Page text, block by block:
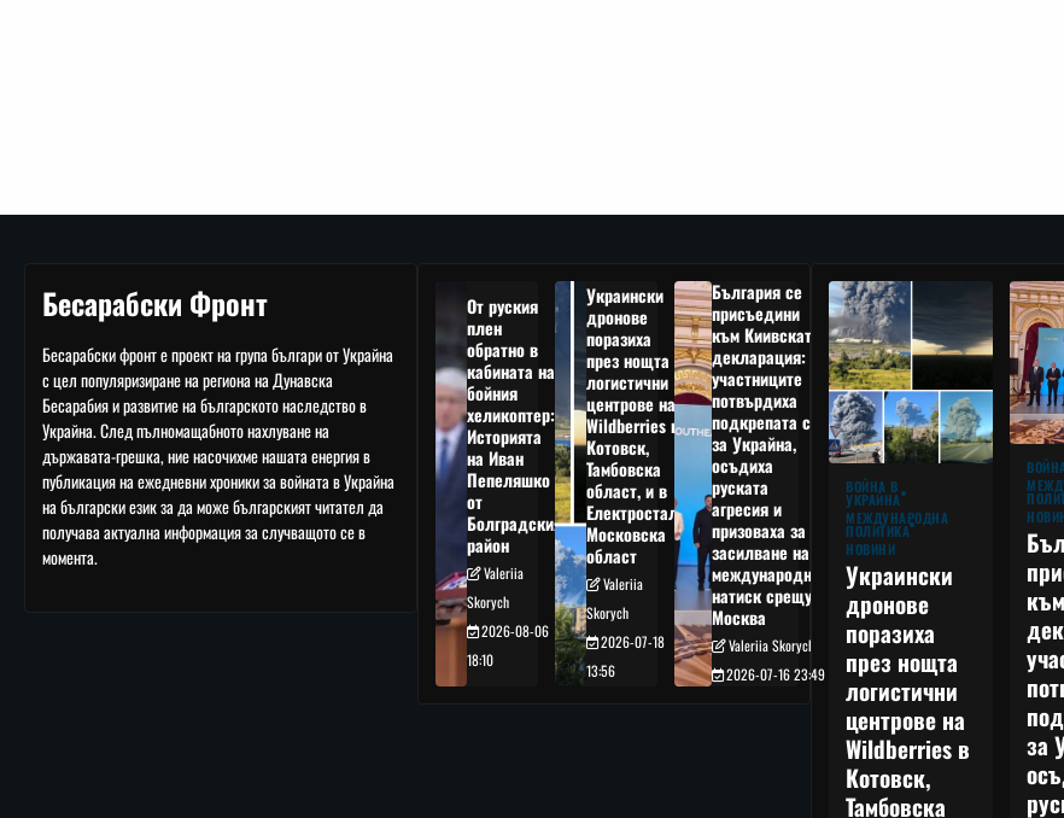
Бесарабски Фронт
Бесарабски фронт е проект на група българи от Украйна
с цел популяризиране на региона на Дунавска
Бесарабия и развитие на българското наследство в
Украйна. След пълномащабното нахлуване на
държавата-грешка, ние насочихме нашата енергия в
публикация на ежедневни хроники за войната в Украйна
на български език за да може българският читател да
получава актуална информация за случващото се в
момента.
От руския
плен
обратно в
кабината на
бойния
хеликоптер:
Историята
на Иван
Пепеляшко
от
Болградския
район
Valeriia
Skorych
2026-08-06
18:10
Украински
дронове
поразиха
през нощта
логистични
центрове на
Wildberries в
Котовск,
Тамбовска
област, и в
Електростал,
Московска
област
Valeriia
Skorych
2026-07-18
13:56
България се
присъедини
към Киивската
декларация:
участниците
потвърдиха
подкрепата си
за Украйна,
осъдиха
руската
агресия и
призоваха за
засилване на
международния
натиск срещу
Москва
Valeriia Skorych
2026-07-16 23:49
ВОЙНА В
УКРАЙНА
МЕЖДУНАРОДНА
ПОЛИТИКА
НОВИНИ
Украински
дронове
поразиха
през нощта
логистични
центрове на
Wildberries в
Котовск,
Тамбовска
за